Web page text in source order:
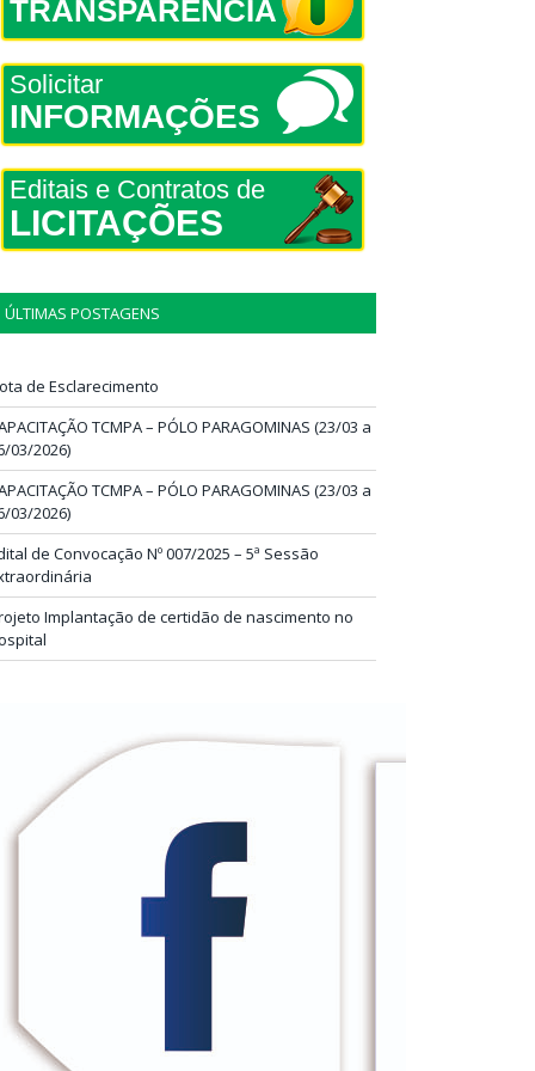
TRANSPARÊNCIA
Solicitar
INFORMAÇÕES
Editais e Contratos de
LICITAÇÕES
ÚLTIMAS POSTAGENS
de Esclarecimento
TCMPA – PÓLO PARAGOMINAS (23/03 a
03/2026)
TCMPA – PÓLO PARAGOMINAS (23/03 a
03/2026)
de Convocação Nº 007/2025 – 5ª Sessão
Implantação de certidão de nascimento no